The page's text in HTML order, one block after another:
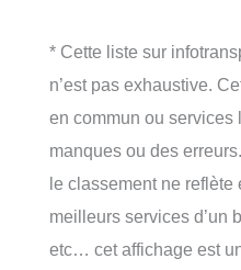
* Cette liste sur
n’est pas exhaustive.
en commun ou services
manques ou des
le classement ne reflète
meilleurs services d’un
etc… cet affichage est